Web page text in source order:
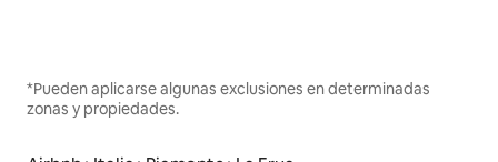
*Pueden aplicarse algunas exclusiones en determinadas
zonas y propiedades.